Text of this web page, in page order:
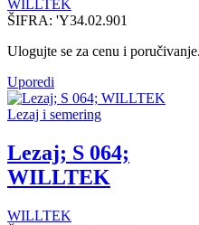
WILLTEK
ŠIFRA: 'Y34.02.901
Ulogujte se za cenu i poručivanje.
Uporedi
Lezaj i semering
Lezaj; S 064;
WILLTEK
WILLTEK